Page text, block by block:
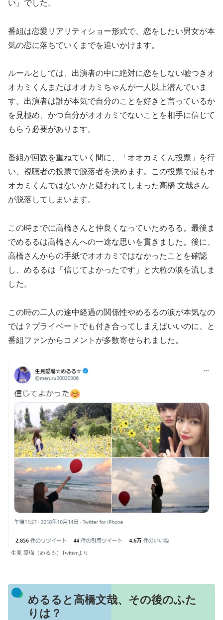
い』でした。
番組は恋愛リアリティショー形式で、恋をしたい男女が本
気の恋に落ちていくまでを追いかけます。
ルールとしては、出演者の中に絶対に恋をしない嘘つきオ
オカミくんまたはオオカミちゃんが一人以上潜んでいま
す。出演者は誰が本気で自分のことを好きと言っているか
を見極め、かつ自分がオオカミでないことを相手に信じて
もらう必要があります。
番組が回数を重ねていく間に、「オオカミくん投票」を行
い、視聴者の投票で脱落者を決めます。この投票で最もオ
オカミくんではないかと疑われてしまった高橋 文哉さん
が脱落してしまいます。
この時までに高橋さんと仲良くなっていためるる。最後ま
でめるるは高橋さんへの一途な思いを貫きました。後に、
高橋さんからの手紙でオオカミではなかったことを確認
し、めるるは「信じてよかったです」と大粒の涙を流しま
した。
この時の二人の途中経過の関係性やめるるの涙が本気なの
では？プライベートでも付き合ってしまえばいいのに、と
番組ファンからコメントが多数寄せられました。
生見 愛瑠（めるる）Twitterより
めるると高橋文哉、その後のふた
りは？